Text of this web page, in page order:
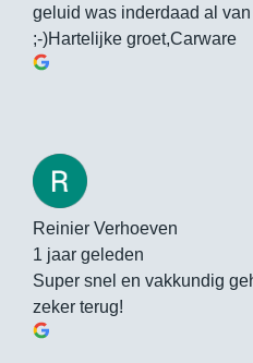
geluid was inderdaad al
;-)Hartelijke groet,Carware
Reinier Verhoeven
1 jaar geleden
Super snel en vakkundig
zeker terug!